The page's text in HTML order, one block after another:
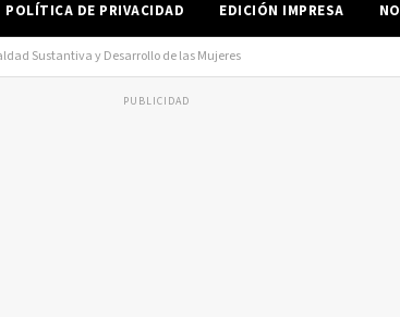
POLÍTICA DE PRIVACIDAD EDICIÓN IMPRESA
Sustantiva y Desarrollo de las Mujeres
PUBLICIDAD